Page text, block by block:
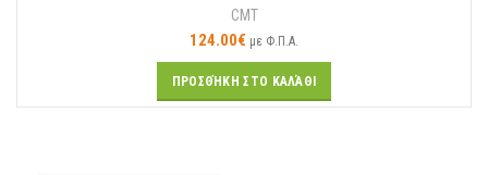
CMT
124.00€ με Φ.Π.Α.
ΠΡΟΣΘΉΚΗ ΣΤΟ ΚΑΛΆΘΙ